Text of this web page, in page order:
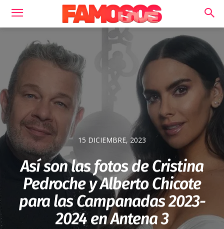
15 DICIEMBRE, 2023
Así son las fotos de Cristina
Pedroche y Alberto Chicote
para las Campanadas 2023-
2024 en Antena 3